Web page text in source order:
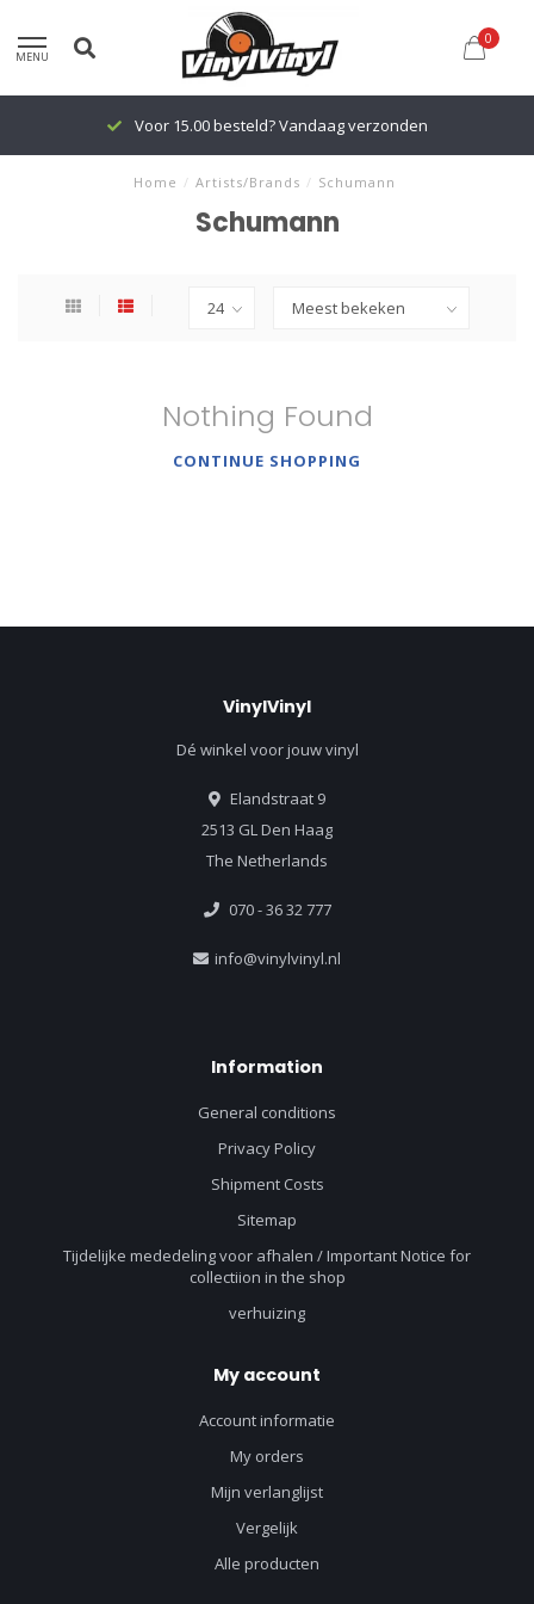
MENU
0
Voor 15.00 besteld? Vandaag verzonden
Home / Artists/Brands / Schumann
Schumann
Nothing Found
CONTINUE SHOPPING
VinylVinyl
Dé winkel voor jouw vinyl
Elandstraat 9
2513 GL Den Haag
The Netherlands
070 - 36 32 777
info@vinylvinyl.nl
Information
General conditions
Privacy Policy
Shipment Costs
Sitemap
Tijdelijke mededeling voor afhalen / Important Notice for
collectiion in the shop
verhuizing
My account
Account informatie
My orders
Mijn verlanglijst
Vergelijk
Alle producten